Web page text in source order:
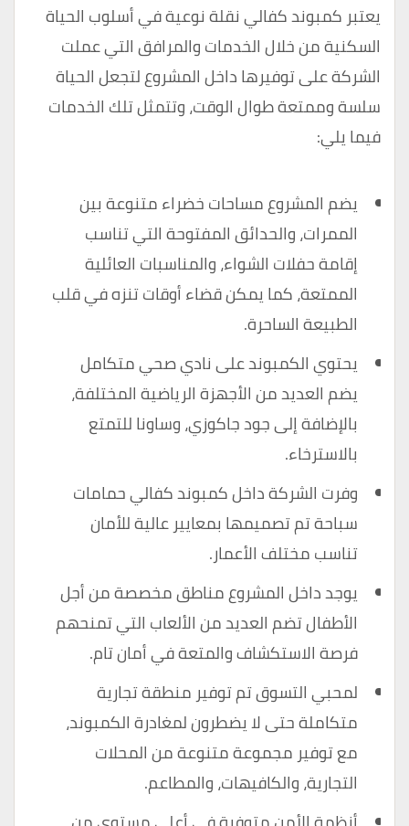
يعتبر كمبوند كفالي نقلة نوعية في أسلوب الحياة
السكنية من خلال الخدمات والمرافق التي عملت
الشركة على توفيرها داخل المشروع لتجعل الحياة
سلسة وممتعة طوال الوقت، وتتمثل تلك الخدمات
فيما يلي:
يضم المشروع مساحات خضراء متنوعة بين
الممرات، والحدائق المفتوحة التي تناسب
إقامة حفلات الشواء، والمناسبات العائلية
الممتعة، كما يمكن قضاء أوقات تنزه في قلب
الطبيعة الساحرة.
يحتوي الكمبوند على نادي صحي متكامل
يضم العديد من الأجهزة الرياضية المختلفة،
بالإضافة إلى جود جاكوزي، وساونا للتمتع
بالاسترخاء.
وفرت الشركة داخل كمبوند كفالي حمامات
سباحة تم تصميمها بمعايير عالية للأمان
تناسب مختلف الأعمار.
يوجد داخل المشروع مناطق مخصصة من أجل
الأطفال تضم العديد من الألعاب التي تمنحهم
فرصة الاستكشاف والمتعة في أمان تام.
لمحبي التسوق تم توفير منطقة تجارية
متكاملة حتى لا يضطرون لمغادرة الكمبوند،
مع توفير مجموعة متنوعة من المحلات
التجارية، والكافيهات، والمطاعم.